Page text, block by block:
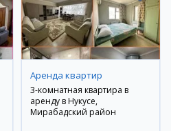
Аренда квартир
3-комнатная квартира в
аренду в Нукусе,
Мирабадский район